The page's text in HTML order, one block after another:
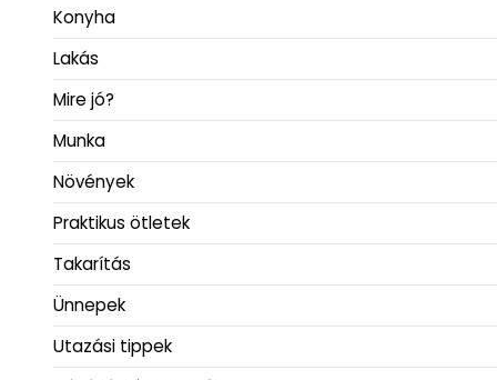
Konyha
Lakás
Mire jó?
Munka
Növények
Praktikus ötletek
Takarítás
Ünnepek
Utazási tippek